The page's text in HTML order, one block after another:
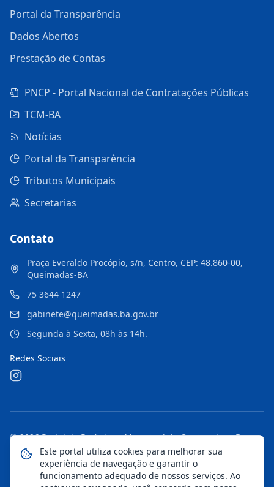
Portal da Transparência
Dados Abertos
Prestação de Contas
PNCP - Portal Nacional de Contratações Públicas
TCM-BA
Notícias
Portal da Transparência
Tributos Municipais
Secretarias
Contato
Praça Everaldo Procópio, s/n, Centro, CEP: 48.860-00,
Queimadas-BA
75 3644 1247
gabinete@queimadas.ba.gov.br
Segunda à Sexta, 08h às 14h.
Redes Sociais
©2026 Portal da Prefeitura Municipal de Queimadas - Ba.
Todos os direitos reservados.
Mapa do Site
Notícias Transparência
Este portal utiliza cookies para melhorar sua
experiência de navegação e garantir o
funcionamento adequado de nossos serviços. Ao